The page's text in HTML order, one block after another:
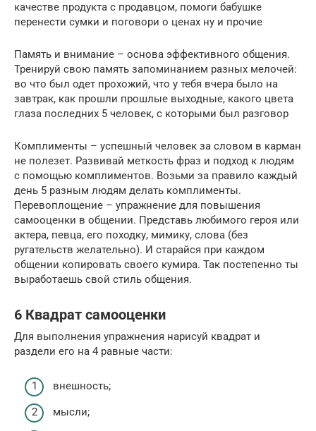
качестве продукта с продавцом, помоги бабушке
перенести сумки и поговори о ценах ну и прочие
Память и внимание – основа эффективного общения.
Тренируй свою память запоминанием разных мелочей:
во что был одет прохожий, что у тебя вчера было на
завтрак, как прошли прошлые выходные, какого цвета
глаза последних 5 человек, с которыми был разговор
Комплименты – успешный человек за словом в карман
не полезет. Развивай меткость фраз и подход к людям
с помощью комплиментов. Возьми за правило каждый
день 5 разным людям делать комплименты.
Перевоплощение – упражнение для повышения
самооценки в общении. Представь любимого героя или
актера, певца, его походку, мимику, слова (без
ругательств желательно). И старайся при каждом
общении копировать своего кумира. Так постепенно ты
выработаешь свой стиль общения.
6 Квадрат самооценки
Для выполнения упражнения нарисуй квадрат и
раздели его на 4 равные части:
внешность;
мысли;